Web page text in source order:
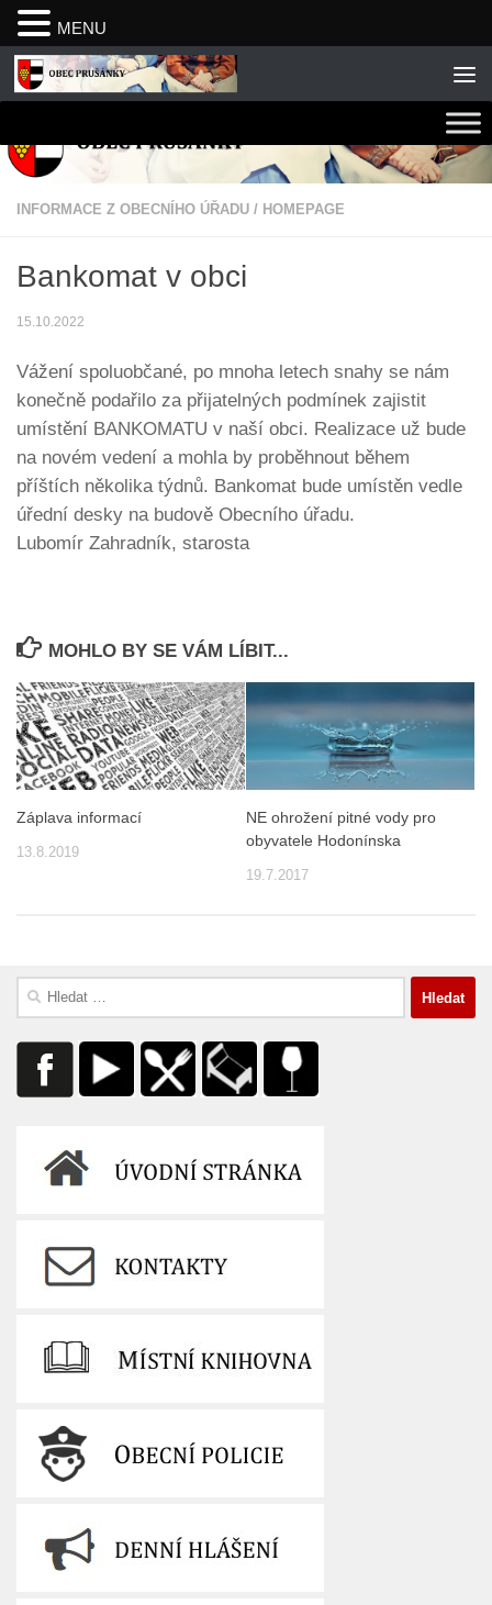
Skip to content
INFORMACE Z OBECNÍHO ÚŘADU / HOMEPAGE
Bankomat v obci
15.10.2022
Vážení spoluobčané, po mnoha letech snahy se nám
konečně podařilo za přijatelných podmínek zajistit
umístění BANKOMATU v naší obci. Realizace už bude
na novém vedení a mohla by proběhnout během
příštích několika týdnů. Bankomat bude umístěn vedle
úřední desky na budově Obecního úřadu.
Lubomír Zahradník, starosta
MOHLO BY SE VÁM LÍBIT...
Záplava informací
13.8.2019
NE ohrožení pitné vody pro
obyvatele Hodonínska
19.7.2017
Vyhledávání
MENU